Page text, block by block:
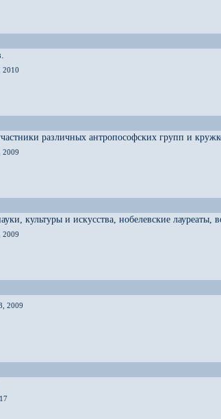
2010
различных антропософских групп и
2009
культуры и искусства, нобелевские
2009
2009